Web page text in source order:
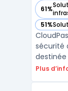
61%
— voir
51%
— voir
sécurité
destinée
Plus